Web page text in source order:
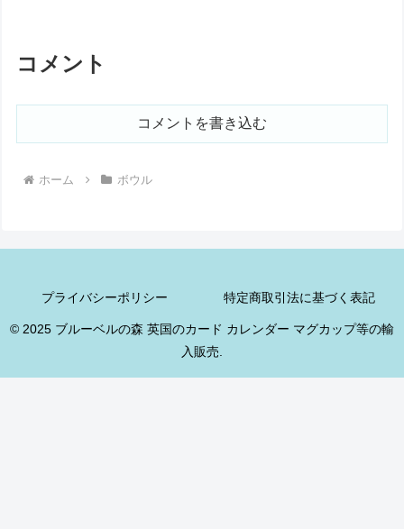
コメント
コメントを書き込む
ホーム ボウル
プライバシーポリシー 特定商取引法に基づく表記
© 2025 ブルーベルの森 英国のカード カレンダー マグカップ等の輸
入販売.